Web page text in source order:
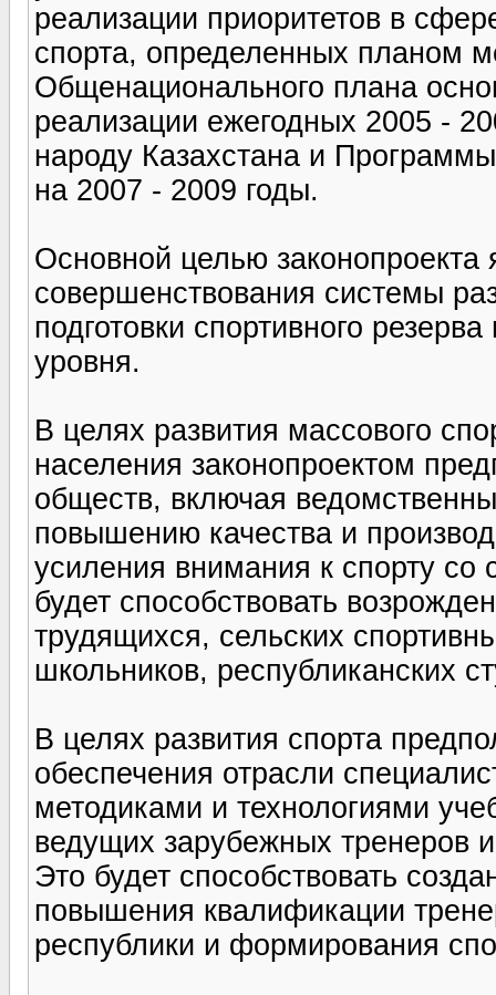
реализации приоритетов в
спорта, определенных планом
Общенационального плана
реализации ежегодных 2005 -
народу Казахстана и
на 2007 - 2009 годы.
Основной целью законопроекта
совершенствования системы
подготовки спортивного
уровня.
В целях развития массового
населения законопроектом
обществ, включая
повышению качества и
усиления внимания к спорту
будет способствовать
трудящихся, сельских
школьников, республиканских
В целях развития спорта
обеспечения отрасли
методиками и технологиями
ведущих зарубежных тренеров
Это будет способствовать
повышения квалификации
республики и формирования